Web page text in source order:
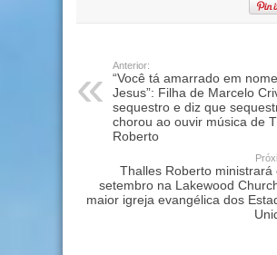
Anterior:
“Você tá amarrado em
Jesus”: Filha de Marcelo
sequestro e diz que
chorou ao ouvir música de
Roberto
Thalles Roberto ministrará
setembro na Lakewood
maior igreja evangélica dos